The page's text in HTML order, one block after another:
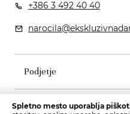
+386 3 492 40 40
Podjetje
Pogoji poslovanja
Spletno mesto uporablja